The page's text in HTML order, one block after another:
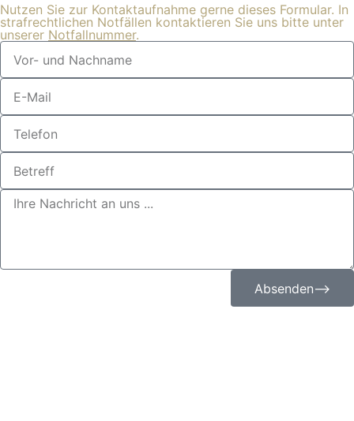
Nutzen Sie zur Kontaktaufnahme gerne dieses Formular. In
strafrechtlichen Notfällen kontaktieren Sie uns bitte unter
unserer Notfallnummer.
Absenden⟶